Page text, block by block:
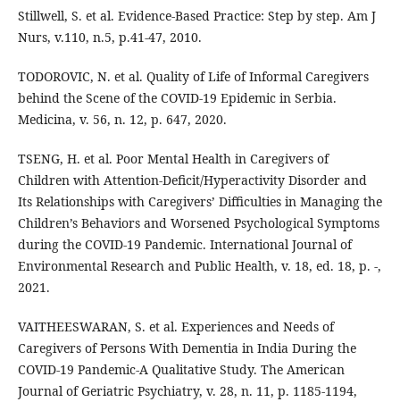
Stillwell, S. et al. Evidence-Based Practice: Step by step. Am J
Nurs, v.110, n.5, p.41-47, 2010.
TODOROVIC, N. et al. Quality of Life of Informal Caregivers
behind the Scene of the COVID-19 Epidemic in Serbia.
Medicina, v. 56, n. 12, p. 647, 2020.
TSENG, H. et al. Poor Mental Health in Caregivers of
Children with Attention-Deficit/Hyperactivity Disorder and
Its Relationships with Caregivers’ Difficulties in Managing the
Children’s Behaviors and Worsened Psychological Symptoms
during the COVID-19 Pandemic. International Journal of
Environmental Research and Public Health, v. 18, ed. 18, p. -,
2021.
VAITHEESWARAN, S. et al. Experiences and Needs of
Caregivers of Persons With Dementia in India During the
COVID-19 Pandemic-A Qualitative Study. The American
Journal of Geriatric Psychiatry, v. 28, n. 11, p. 1185-1194,